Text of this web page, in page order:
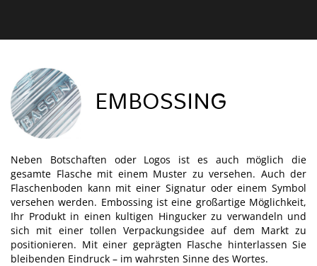
EMBOSSING
Neben Botschaften oder Logos ist es auch möglich die
gesamte Flasche mit einem Muster zu versehen. Auch der
Flaschenboden kann mit einer Signatur oder einem Symbol
versehen werden. Embossing ist eine großartige Möglichkeit,
Ihr Produkt in einen kultigen Hingucker zu verwandeln und
sich mit einer tollen Verpackungsidee auf dem Markt zu
positionieren. Mit einer geprägten Flasche hinterlassen Sie
bleibenden Eindruck – im wahrsten Sinne des Wortes.